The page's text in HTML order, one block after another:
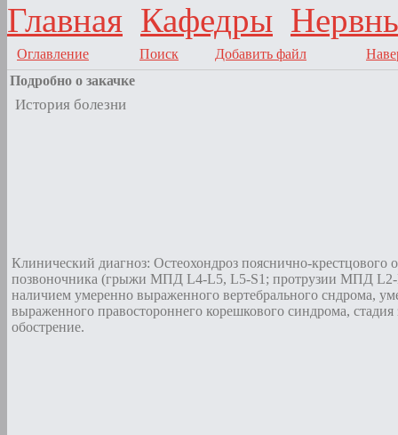
Главная Кафедры
Оглавление Поиск Добавить файл
Подробно о закачке
История болезни
Клинический диагноз: Остеохондроз пояснично-крестцового
позвоночника (грыжи МПД L4-L5, L5-S1; протрузии МПД
наличием умеренно выраженного вертебрального сндрома,
выраженного правостороннего корешкового синдрома, стадия
обострение.